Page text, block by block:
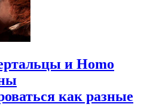
и Homo
как разные